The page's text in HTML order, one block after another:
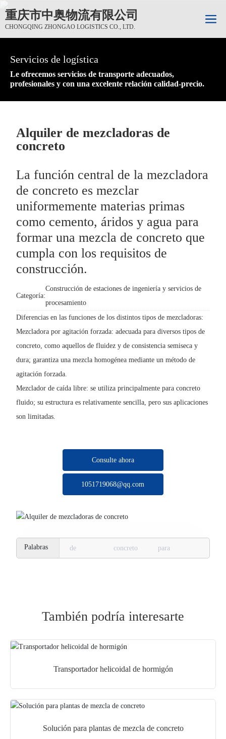
重庆市中奥物流有限公司
CHONGQING ZHONGAO LOGISTICS CO., LTD.
Servicios de logística
Le ofrecemos servicios de transporte adecuados,
profesionales y con una excelente relación calidad-precio.
Servicios de logística
Le ofrecemos servicios de transporte adecuados,
profesionales y con una excelente relación calidad-precio.
Servicios de logística
Le ofrecemos servicios de transporte adecuados,
profesionales y con una excelente relación calidad-precio.
Alquiler de mezcladoras de
concreto
La función central de la mezcladora
de concreto es mezclar
uniformemente materias primas
como cemento, áridos y agua para
formar una mezcla de concreto que
cumpla con los requisitos de
construcción.
Categoría:
Construcción de estaciones de ingeniería y servicios de
procesamiento
Diferencias en las funciones de los distintos tipos de mezcladoras:
Mezcladora por agitación forzada: adecuada para diversos tipos de
concreto, como aquellos de fluidez y de consistencia semiseca y
dura; garantiza una mezcla homogénea mediante un método de
agitación forzada.
Mezclador de caída libre: se utiliza principalmente para concreto
fluido; su estructura es relativamente sencilla, pero sus aplicaciones
son limitadas.
Consulte ahora
1051719068@qq.com
de concreto para
También podría interesarte
Transportador helicoidal de hormigón
Solución para plantas de mezcla de concreto